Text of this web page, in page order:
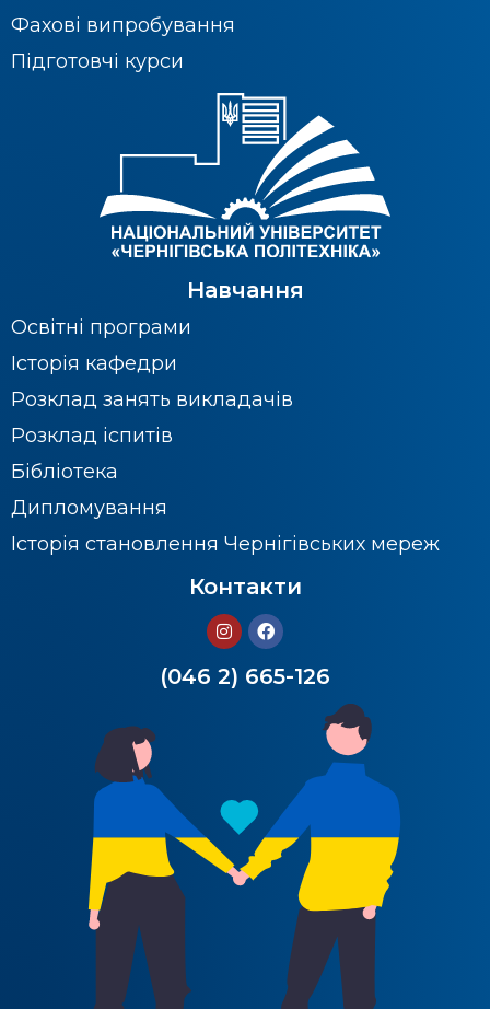
Фахові випробування
Підготовчі курси
Навчання
Освітні програми
Історія кафедри
Розклад занять викладачів
Розклад іспитів
Бібліотека
Дипломування
Історія становлення Чернігівських мереж
Контакти
(046 2) 665-126